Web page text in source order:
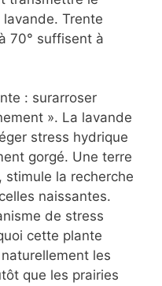
Trente
70° suffisent à
: surarroser
». La lavande
stress hydrique
gorgé. Une terre
la recherche
naissantes.
de stress
cette plante
les
que les prairies